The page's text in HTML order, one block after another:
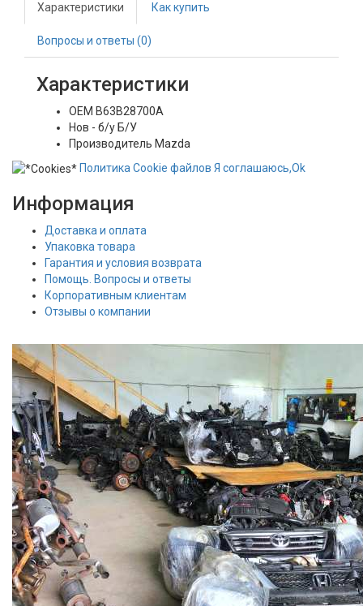
Характеристики Как купить
Вопросы и ответы (0)
Характеристики
OEM B63B28700A
Нов - б/у Б/У
Производитель Mazda
Политика Сookie файлов Я соглашаюсь,Ok
Информация
Доставка и оплата
Упаковка товара
Гарантия и условия возврата
Помощь. Вопросы и ответы
Корпоративным клиентам
Отзывы о компании